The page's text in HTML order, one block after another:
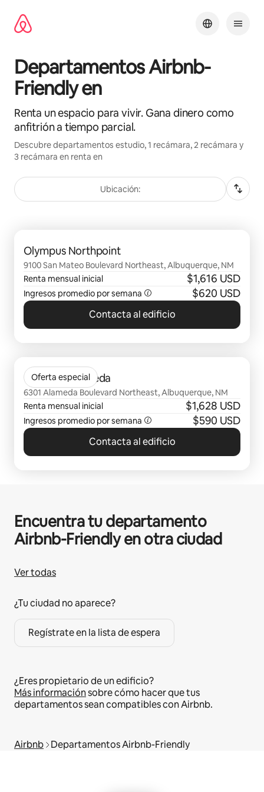
contenido
Departamentos Airbnb-
Friendly en
Renta un espacio para vivir. Gana dinero como
anfitrión a tiempo parcial.
Descubre departamentos estudio, 1 recámara, 2 recámara y
3 recámara en renta en
Ubicación:
Olympus Northpoint
9100 San Mateo Boulevard Northeast, Albuquerque, NM
Renta mensual inicial
$1,616 USD
Ingresos promedio por semana $620 USD
Contacta al edificio
Oferta especial
Olympus Alameda
6301 Alameda Boulevard Northeast, Albuquerque, NM
Renta mensual inicial
$1,628 USD
Ingresos promedio por semana $590 USD
Contacta al edificio
Encuentra tu departamento
Airbnb-Friendly en otra ciudad
Ver todas
¿Tu ciudad no aparece?
Regístrate en la lista de espera
¿Eres propietario de un edificio?
Más informaciónsobre cómo hacer que tus
departamentos sean compatibles con Airbnb.
Airbnb Departamentos Airbnb-Friendly